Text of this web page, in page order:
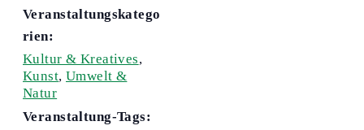
Veranstaltungskatego
rien:
Kultur & Kreatives,
Kunst, Umwelt &
Natur
Veranstaltung-Tags: